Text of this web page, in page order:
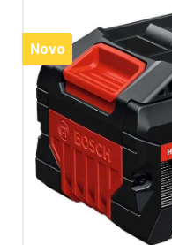
Novo